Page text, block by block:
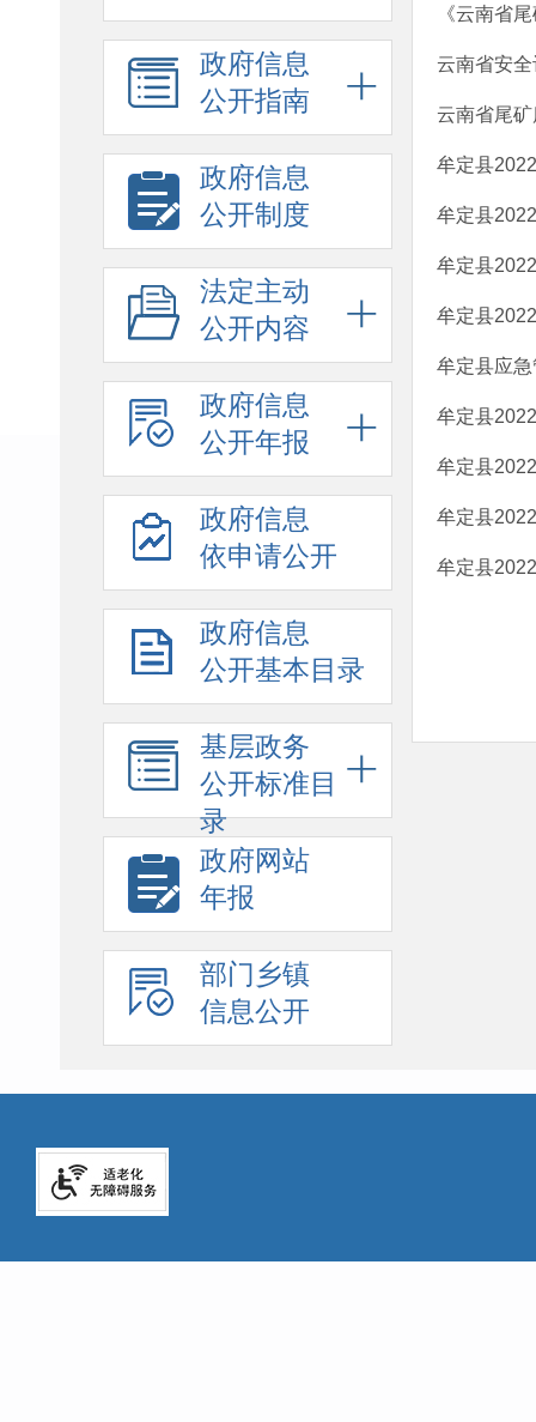
政府信息
公开指南
政府信息
公开制度
法定主动
公开内容
政府信息
公开年报
政府信息
依申请公开
政府信息
公开基本目录
基层政务
公开标准目
录
政府网站
年报
部门乡镇
信息公开
《云南省
云南省安
云南省尾
牟定县
牟定县
牟定县
牟定县
牟定县应
牟定县
牟定县
牟定县
牟定县